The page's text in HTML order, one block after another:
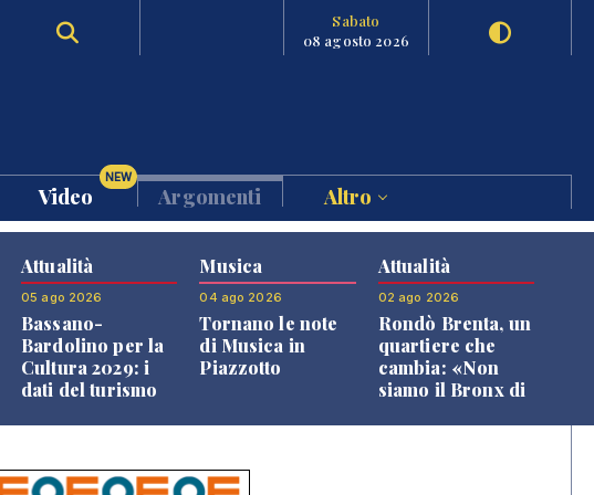
Sabato
08 agosto 2026
Video
NEW
Argomenti Altro
Attualità
05 ago 2026
Bassano-
Bardolino per la
Cultura 2029: i
dati del turismo
Musica
04 ago 2026
Tornano le note
di Musica in
Piazzotto
Attualità
02 ago 2026
Rondò Brenta, un
quartiere che
cambia: «Non
siamo il Bronx di